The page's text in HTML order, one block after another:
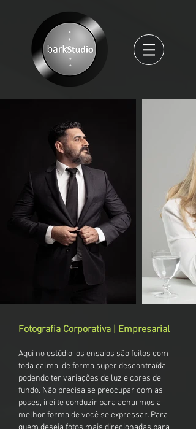
Fotografia Corporativa | Empresarial
Aqui no estúdio, os ensaios são feitos com
toda calma, de forma super descontraída,
podendo ter variações de luz e cores de
fundo. Não precisa se preocupar com as
poses, irei te conduzir para acharmos a
melhor forma de você se expressar. Para